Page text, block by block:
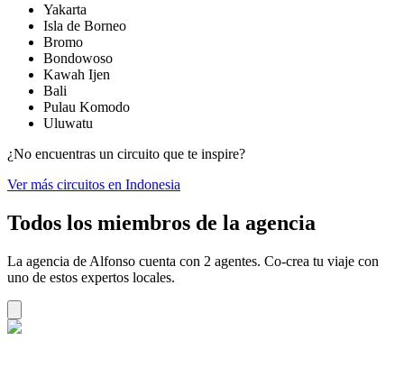
Yakarta
Isla de Borneo
Bromo
Bondowoso
Kawah Ijen
Bali
Pulau Komodo
Uluwatu
¿No encuentras un circuito que te inspire?
Ver más circuitos en Indonesia
Todos los miembros de la agencia
La agencia de Alfonso cuenta con 2 agentes. Co-crea tu viaje con
uno de estos expertos locales.